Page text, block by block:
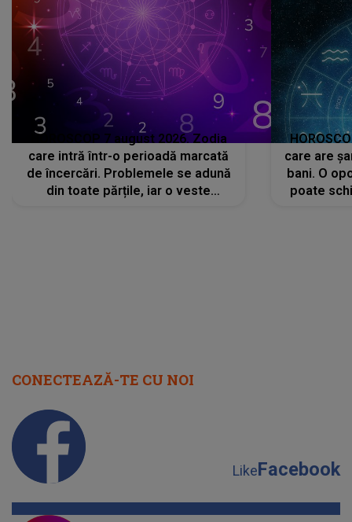
HOROSCOP 7 august 2026. Zodia
care intră într-o perioadă marcată
de încercări. Problemele se adună
din toate părțile, iar o veste
care are
bani. O
poate
CONECTEAZĂ-TE CU NOI
LikeFacebook